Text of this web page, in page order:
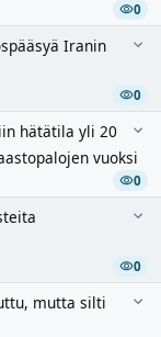
0
Iranin
0
hätätila yli 20
vuoksi
0
0
mutta silti